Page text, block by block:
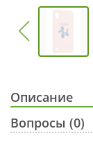
Описание
Вопросы (0)